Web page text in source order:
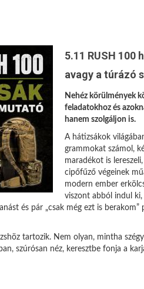
5.11 RUSH
avagy a túrázó
Nehéz körülmények
feladatokhoz és
hanem szolgáljon is.
A hátizsákok
grammokat számol,
maradékot is
cipőfűző végeinek
modern ember
viszont abból indul
és pár „csak még ezt is
tartozik. Nem olyan, mintha
szúrósan néz, keresztbe fonja a